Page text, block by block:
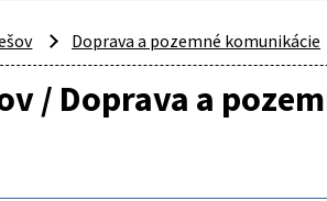
Doprava a pozemné komunikácie
/ Doprava a